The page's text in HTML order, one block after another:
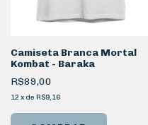
Camiseta Branca Mortal
Kombat - Baraka
R$89,00
12 x de R$9,16